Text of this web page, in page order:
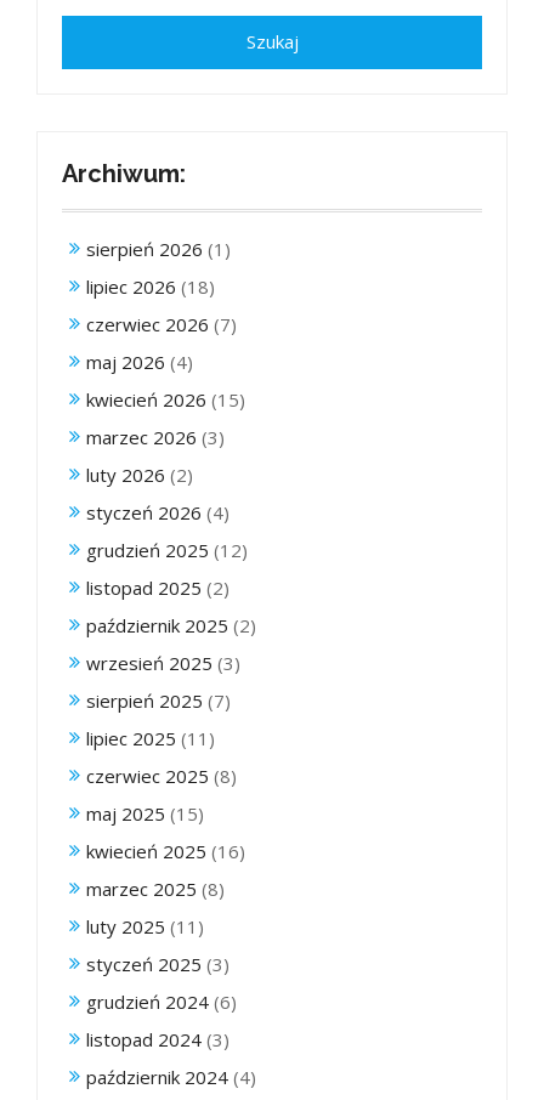
Archiwum:
sierpień 2026 (1)
lipiec 2026 (18)
czerwiec 2026 (7)
maj 2026 (4)
kwiecień 2026 (15)
marzec 2026 (3)
luty 2026 (2)
styczeń 2026 (4)
grudzień 2025 (12)
listopad 2025 (2)
październik 2025 (2)
wrzesień 2025 (3)
sierpień 2025 (7)
lipiec 2025 (11)
czerwiec 2025 (8)
maj 2025 (15)
kwiecień 2025 (16)
marzec 2025 (8)
luty 2025 (11)
styczeń 2025 (3)
grudzień 2024 (6)
listopad 2024 (3)
październik 2024 (4)